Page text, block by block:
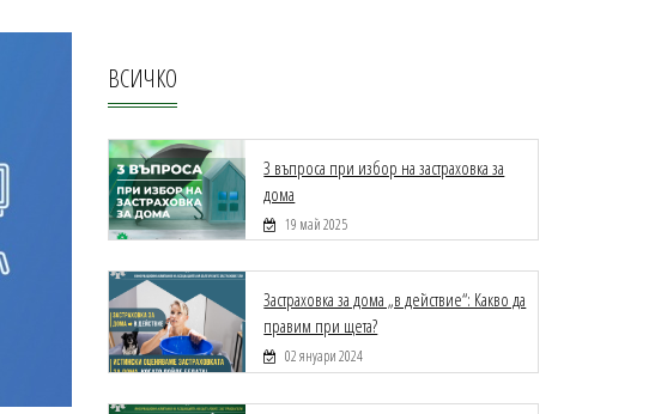
ВСИЧКО
3 въпроса при избор на застраховка за
дома
19 май 2025
Застраховка за дома „в действие“: Какво да
правим при щета?
02 януари 2024